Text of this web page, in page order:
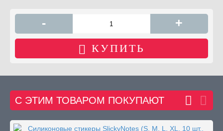
- +
КУПИТЬ
С ЭТИМ ТОВАРОМ ПОКУПАЮТ